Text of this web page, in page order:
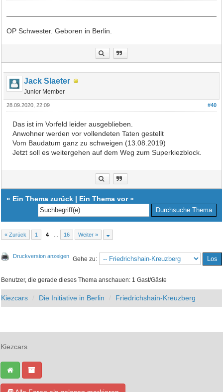
OP Schwester. Geboren in Berlin.
Jack Slaeter
Junior Member
#40
28.09.2020, 22:09
Das ist im Vorfeld leider ausgeblieben.
Anwohner werden vor vollendeten Taten gestellt
Vom Baudatum ganz zu schweigen (13.08.2019)
Jetzt soll es weitergehen auf dem Weg zum Superkiezblock.
« Ein Thema zurück | Ein Thema vor»
« Zurück 1 4 16 Weiter »
Druckversion anzeigen Gehe zu:
Benutzer, die gerade dieses Thema anschauen: 1 Gast/Gäste
Kiezcars Die Initiative in Berlin Friedrichshain-Kreuzberg
Kiezcars